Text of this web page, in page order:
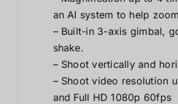
an AI system to help
– Built-in 3-axis gimbal,
shake.
– Shoot vertically and
– Shoot video resolution
and Full HD 1080p 60fps